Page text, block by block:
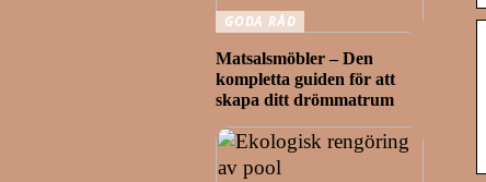
GODA RÅD
Matsalsmöbler – Den
kompletta guiden för att
skapa ditt drömmatrum